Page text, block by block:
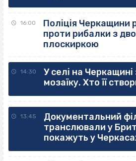
16:00
Поліція Черкащини
проти рибалки з
плоскиркою
14:30
У селі на Черкащині
мозаїку. Хто її
13:45
Документальний
транслювали у
покажуть у